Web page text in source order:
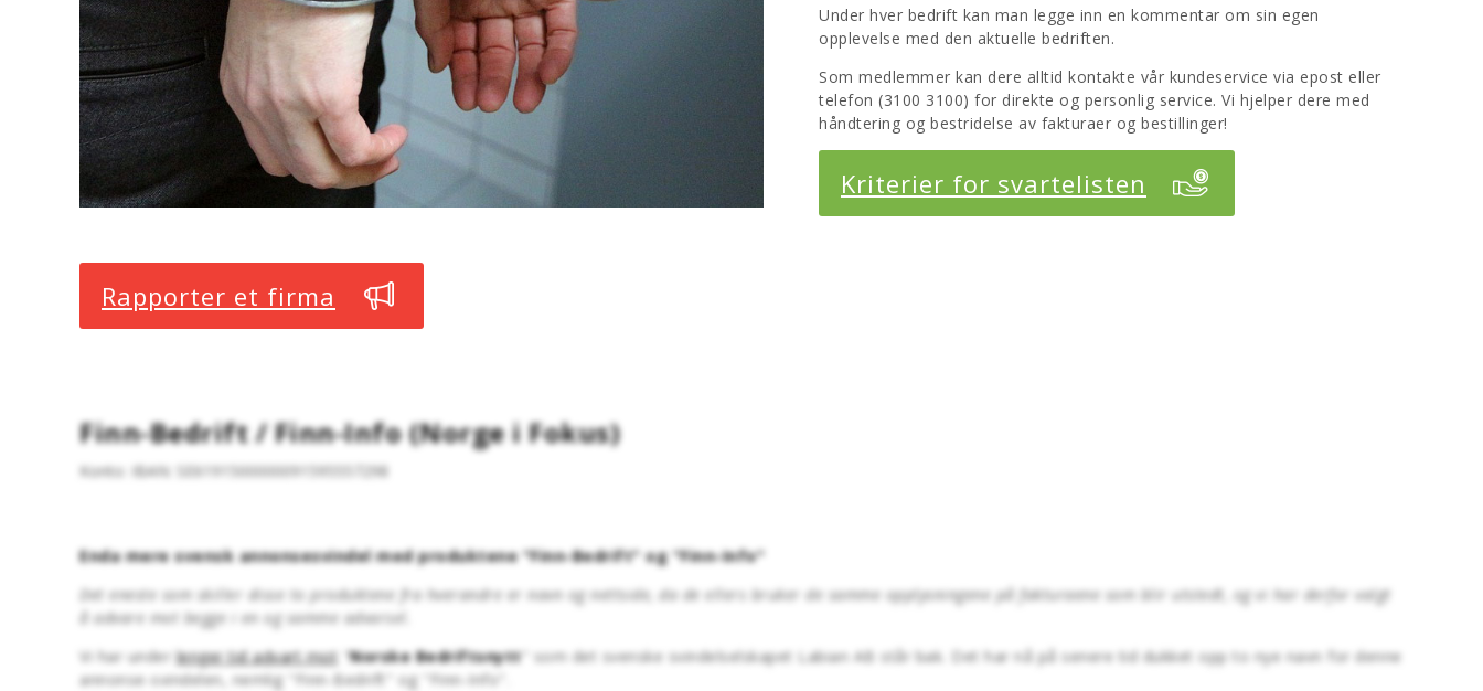
Under hver bedrift kan man legge inn en kommentar om sin egen
opplevelse med den aktuelle bedriften.
Som medlemmer kan dere alltid kontakte vår kundeservice via epost eller
telefon (3100 3100) for direkte og personlig service. Vi hjelper dere med
håndtering og bestridelse av fakturaer og bestillinger!
Kriterier for svartelisten
Rapporter et firma
Finn-Bedrift / Finn-Info (Norge i Fokus)
Konto: IBAN: SE6191500000091595557298
Enda mere svensk annonsesvindel med produktene "Finn-Bedrift" og "Finn-Info"
Det eneste som skiller disse to produktene fra hverandre er navn og nettside, da de ellers bruker de samme opplysningene på fakturaene som blir utstedt, og vi har derfor valgt
å advare mot begge i en og samme advarsel.
Vi har underlenger tid advart mot "Norske Bedriftsnytt" som det svenske svindelselskapet Labian AB står bak. Det har nå på senere tid dukket opp to nye navn for denne
annonse-svindelen, nemlig "Finn-Bedrift" og "Finn-Info".